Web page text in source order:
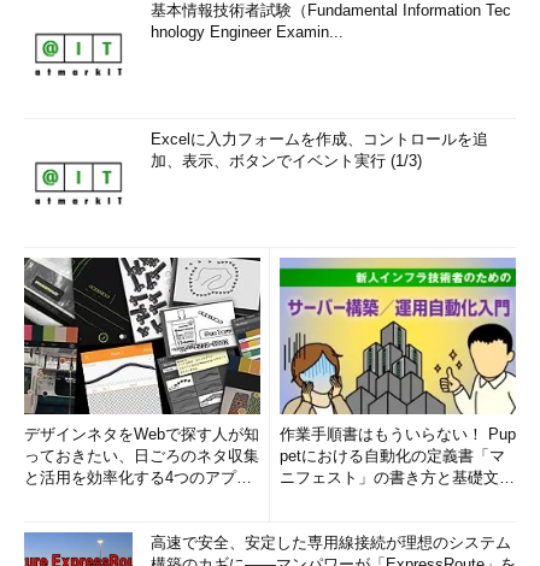
基本情報技術者試験（Fundamental Information Tec
hnology Engineer Examin...
Excelに入力フォームを作成、コントロールを追
加、表示、ボタンでイベント実行 (1/3)
デザインネタをWebで探す人が知
っておきたい、日ごろのネタ収集
と活用を効率化する4つのアプリ
作業手順書はもういらない！ Pup
petにおける自動化の定義書「マ
ニフェスト」の書き方と基礎文法
高速で安全、安定した専用線接続が理想のシステム